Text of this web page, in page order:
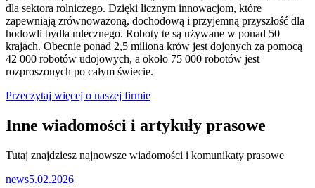
dla sektora rolniczego. Dzięki licznym innowacjom, które
zapewniają zrównoważoną, dochodową i przyjemną przyszłość dla
hodowli bydła mlecznego. Roboty te są używane w ponad 50
krajach. Obecnie ponad 2,5 miliona krów jest dojonych za pomocą
42 000 robotów udojowych, a około 75 000 robotów jest
rozproszonych po całym świecie.
Przeczytaj więcej o naszej firmie
Inne wiadomości i artykuły prasowe
Tutaj znajdziesz najnowsze wiadomości i komunikaty prasowe
news5.02.2026